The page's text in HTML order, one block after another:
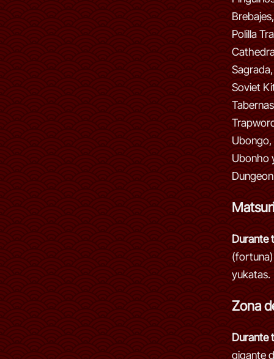
Polilla
Soviet
Ubonho
Matsuri
Durante
yukatas.
Zona
Durante
gigante